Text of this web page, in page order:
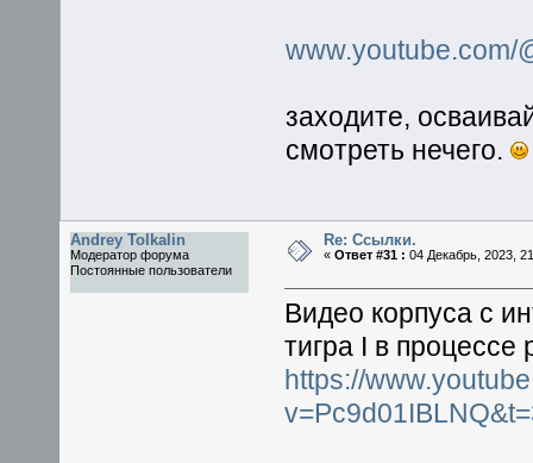
www.youtube.com/
заходите,
смотреть нечего.
Andrey Tolkalin
Модератор форума
Постоянные пользователи
Re: Ссылки.
« Ответ #31 : 04 Декабрь, 2023,
Видео корпуса с
тигра I в
https://